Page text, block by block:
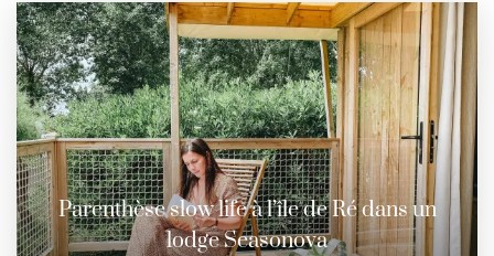
Parenthèse slow life à l’île de Ré dans un
lodge Seasonova